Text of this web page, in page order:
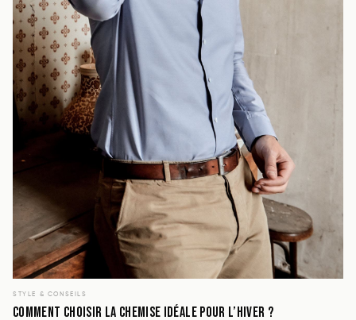
STYLE & CONSEILS
COMMENT CHOISIR LA CHEMISE IDÉALE POUR L’HIVER ?